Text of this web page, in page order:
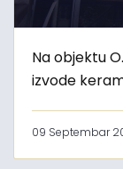
Na objektu
izvode
09 Septembar